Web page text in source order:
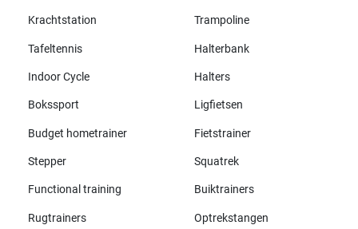
Krachtstation Trampoline
Tafeltennis Halterbank
Indoor Cycle Halters
Bokssport Ligfietsen
Budget hometrainer Fietstrainer
Stepper Squatrek
Functional training Buiktrainers
Rugtrainers Optrekstangen